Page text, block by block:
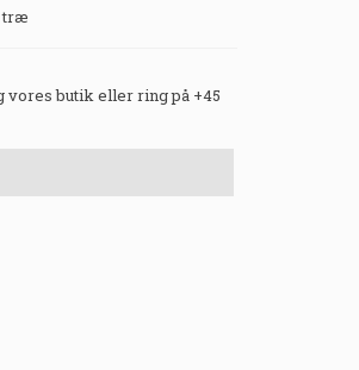
træ
vores butik eller ring på +45